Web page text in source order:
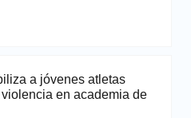
a jóvenes atletas
en academia de